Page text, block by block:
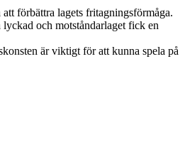
att förbättra lagets fritagningsförmåga.
och motståndarlaget fick en
är viktigt för att kunna spela på